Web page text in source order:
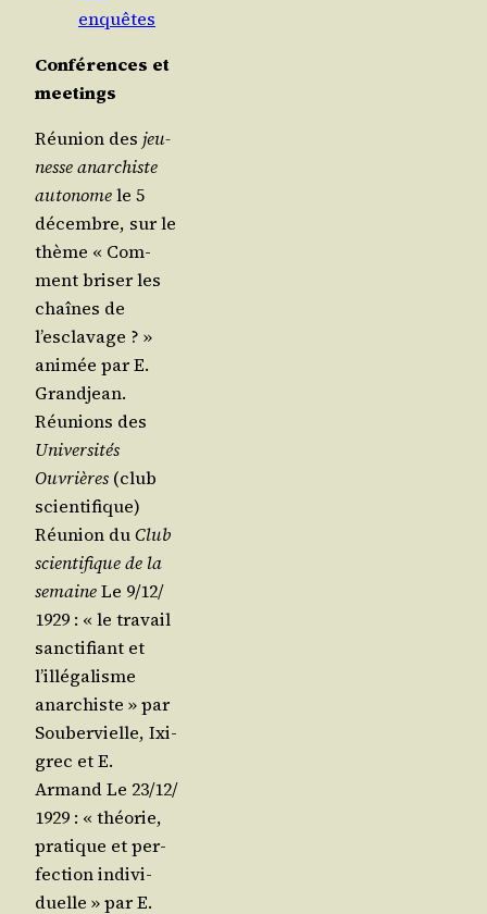
enquêtes
Confé­rences et
meetings
Réunion des jeu­
nesse anar­chiste
auto­nomele 5
décembre, sur le
thème « Com­
ment bri­ser les
chaînes de
l’esclavage ? »
ani­mée par E.
Grand­jean.
Réunions des
Uni­ver­si­tés
Ouvrières (club
scien­ti­fique)
Réunion duClub
scien­ti­fique de la
semaineLe 9/​12/​
1929 : « le tra­vail
sanc­ti­fiant et
l’illégalisme
anar­chiste » par
Sou­ber­vielle, Ixi­
grec et E.
Armand Le 23/​12/​
1929 : « théo­rie,
pra­tique et per­
fec­tion indi­vi­
duelle » par E.